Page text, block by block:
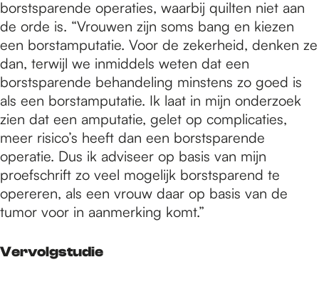
borstsparende operaties, waarbij quilten niet aan
de orde is. “Vrouwen zijn soms bang en kiezen
een borstamputatie. Voor de zekerheid, denken ze
dan, terwijl we inmiddels weten dat een
borstsparende behandeling minstens zo goed is
als een borstamputatie. Ik laat in mijn onderzoek
zien dat een amputatie, gelet op complicaties,
meer risico’s heeft dan een borstsparende
operatie. Dus ik adviseer op basis van mijn
proefschrift zo veel mogelijk borstsparend te
opereren, als een vrouw daar op basis van de
tumor voor in aanmerking komt.”
Vervolgstudie